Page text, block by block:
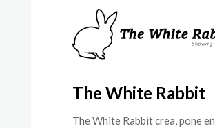
The White Rabbit
The White Rabbit crea, pone en